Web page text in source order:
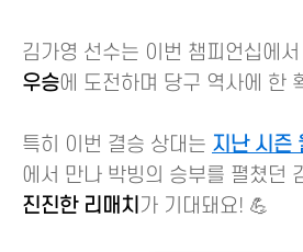
김가영 선수는 이번 챔피언십에서
우승에 도전하며 당구 역사에 한
특히 이번 결승 상대는 지난 시즌
에서 만나 박빙의 승부를 펼쳤던
진진한 리매치 가 기대돼요! 💪